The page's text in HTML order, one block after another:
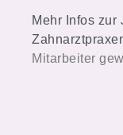
Mehr Infos zur
Mitarbeiter